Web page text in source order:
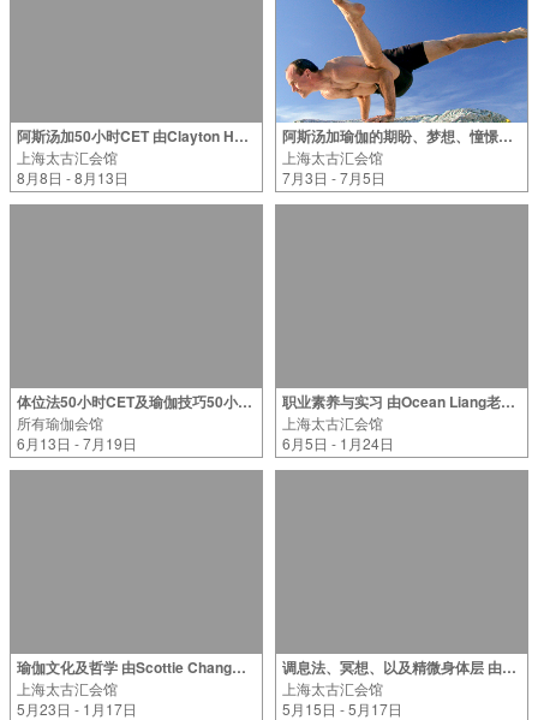
阿斯汤加50小时CET 由Clayton Horton老师指导（2026年）
上海太古汇会馆
8月8日 - 8月13日
阿斯汤加瑜伽的期盼、梦想、憧憬与现实 由David Swenson老师指导
上海太古汇会馆
7月3日 - 7月5日
体位法50小时CET及瑜伽技巧50小时CET 由Leif Li老师指导（2026年）
所有瑜伽会馆
6月13日 - 7月19日
职业素养与实习 由Ocean Liang老师指导（2026年）
上海太古汇会馆
6月5日 - 1月24日
瑜伽文化及哲学 由Scottie Chang老师指导 (2026年）
上海太古汇会馆
5月23日 - 1月17日
调息法、冥想、以及精微身体层 由Lilian Lei老师指导（2026年）
上海太古汇会馆
5月15日 - 5月17日